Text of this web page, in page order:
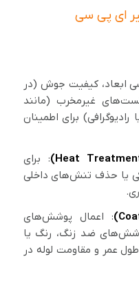
ای پی سی
ابعاد، کیفیت جوش (در
غیرمخرب (مانند
برای اطمینان
: برای
یا حذف تنش‌های داخلی
: اعمال پوشش‌های
ضد زنگ، رنگ یا
عمر و مقاومت لوله در